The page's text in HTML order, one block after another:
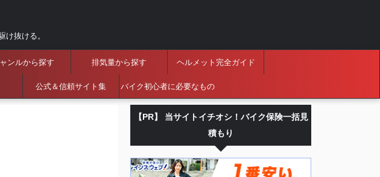
け抜ける。
ンルから探す 排気量から探す ヘルメット完全ガイド
公式＆信頼サイト集 バイク初心者に必要なもの
【PR】 当サイトイチオシ！バイク保険一括見
積もり